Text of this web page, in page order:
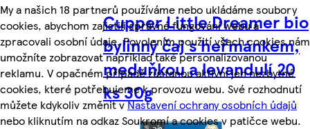
My a našich 18 partnerů používáme nebo ukládáme soubory
cookies, abychom zajistili správné fungování webu a
zpracovali osobní údaje. Povolením použití všech cookies nám
umožníte zobrazovat například také personalizovanou
reklamu. V opačném případě zůstanou aktivní jen nezbytné
cookies, které potřebujeme k provozu webu. Své rozhodnutí
můžete kdykoliv změnit vNastavení ochrany osobních údajů
nebo kliknutím na odkaz Soukromí a cookies v patičce webu.
Cupper Little Dreamer bio
bylinný čaj s heřmánkem,
meduňkou a levandulí 20
ks 30g